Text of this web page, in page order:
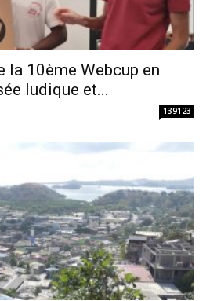
la 10ème Webcup en
ludique et...
139123